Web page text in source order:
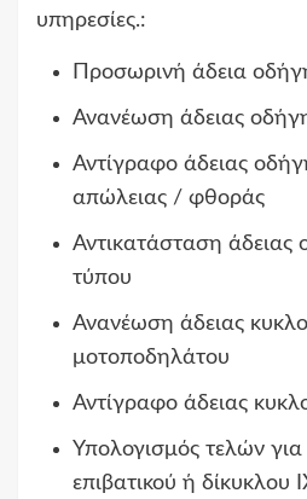
υπηρεσίες.:
Προσωρινή άδεια
Ανανέωση άδειας
Αντίγραφο άδειας
απώλειας / φθοράς
Αντικατάσταση άδειας
τύπου
Ανανέωση άδειας
μοτοποδηλάτου
Αντίγραφο άδειας
Υπολογισμός τελών
επιβατικού ή δίκυκλου